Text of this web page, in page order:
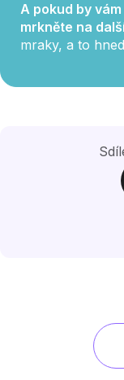
A pokud by
mrkněte na
mraky, a to